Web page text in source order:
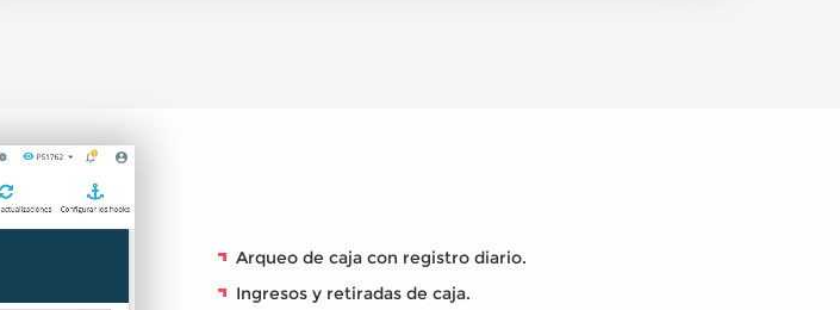
Arqueo de caja con registro diario.
Ingresos y retiradas de caja.